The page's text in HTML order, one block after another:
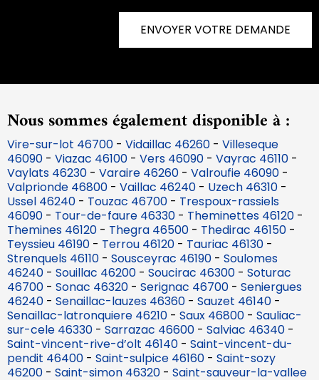
ENVOYER VOTRE DEMANDE
Nous sommes également disponible à :
Vire-sur-lot 46700 - Vidaillac 46260 - Villeseque
46090 - Viazac 46100 - Vers 46090 - Vayrac 46110 -
Vaylats 46230 - Varaire 46260 - Valroufie 46090 -
Valprionde 46800 - Vaillac 46240 - Uzech 46310 -
Ussel 46240 - Touzac 46700 - Trespoux-rassiels
46090 - Tour-de-faure 46330 - Theminettes 46120 -
Themines 46120 - Thegra 46500 - Thedirac 46150 -
Teyssieu 46190 - Terrou 46120 - Tauriac 46130 -
Strenquels 46110 - Sousceyrac 46190 - Soulomes
46240 - Souillac 46200 - Soucirac 46300 - Soturac
46700 - Sonac 46320 - Serignac 46700 - Seniergues
46240 - Senaillac-lauzes 46360 - Sauzet 46140 -
Senaillac-latronquiere 46210 - Saux 46800 - Sauliac-
sur-cele 46330 - Sarrazac 46600 - Salviac 46340 -
Saint-vincent-rive-d’olt 46140 - Saint-vincent-du-
pendit 46400 - Saint-sulpice 46160 - Saint-sozy
46200 - Saint-simon 46320 - Saint-sauveur-la-vallee